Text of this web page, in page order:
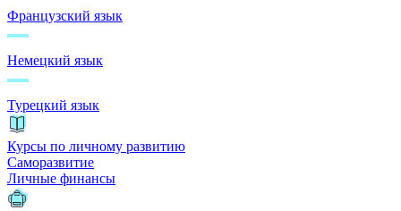
Французский язык
Немецкий язык
Турецкий язык
Курсы по личному развитию
Саморазвитие
Личные финансы